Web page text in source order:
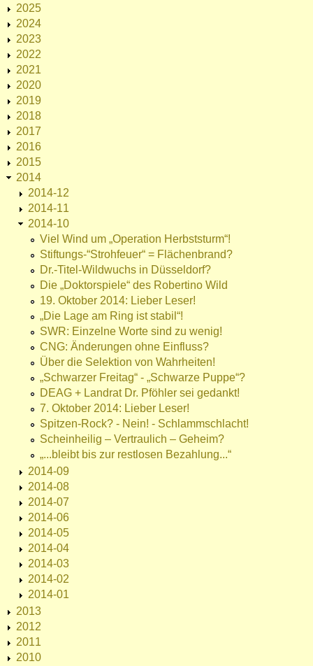
2025
2024
2023
2022
2021
2020
2019
2018
2017
2016
2015
2014
2014-12
2014-11
2014-10
Viel Wind um „Operation Herbststurm“!
Stiftungs-“Strohfeuer“ = Flächenbrand?
Dr.-Titel-Wildwuchs in Düsseldorf?
Die „Doktorspiele“ des Robertino Wild
19. Oktober 2014: Lieber Leser!
„Die Lage am Ring ist stabil“!
SWR: Einzelne Worte sind zu wenig!
CNG: Änderungen ohne Einfluss?
Über die Selektion von Wahrheiten!
„Schwarzer Freitag“ - „Schwarze Puppe“?
DEAG + Landrat Dr. Pföhler sei gedankt!
7. Oktober 2014: Lieber Leser!
Spitzen-Rock? - Nein! - Schlammschlacht!
Scheinheilig – Vertraulich – Geheim?
„...bleibt bis zur restlosen Bezahlung...“
2014-09
2014-08
2014-07
2014-06
2014-05
2014-04
2014-03
2014-02
2014-01
2013
2012
2011
2010